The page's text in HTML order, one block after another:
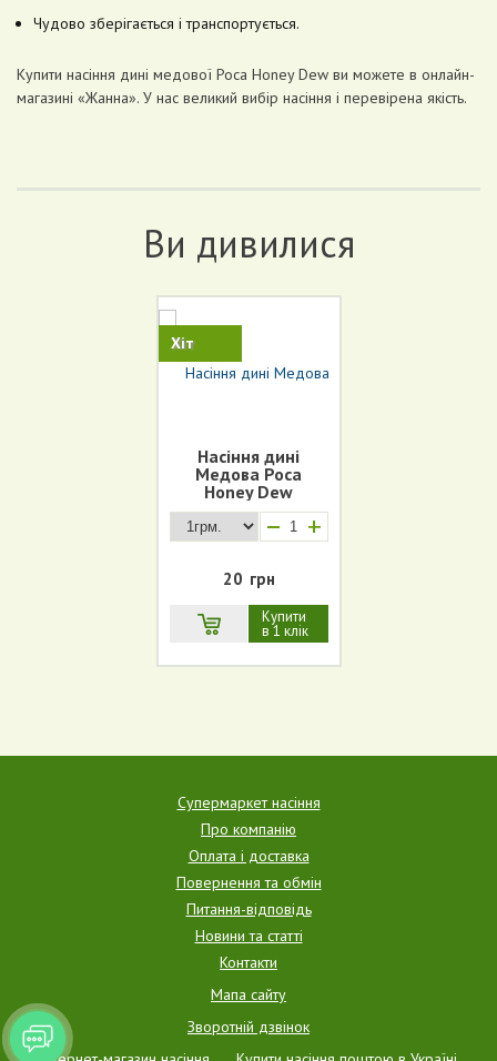
Чудово зберігається і транспортується.
Купити насіння дині медової Роса Honey Dew ви можете в онлайн-
магазині «Жанна». У нас великий вибір насіння і перевірена якість.
Ви дивилися
Хіт
Насіння дині
Медова Роса
Honey Dew
+
20 грн
Купити
в 1 клік
Супермаркет насіння
Про компанію
Оплата і доставка
Повернення та обмін
Питання-відповідь
Новини та статті
Контакти
Мапа сайту
Зворотній дзвінок